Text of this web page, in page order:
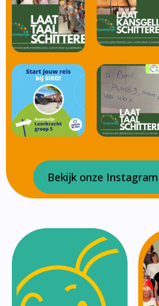
Bekijk onze